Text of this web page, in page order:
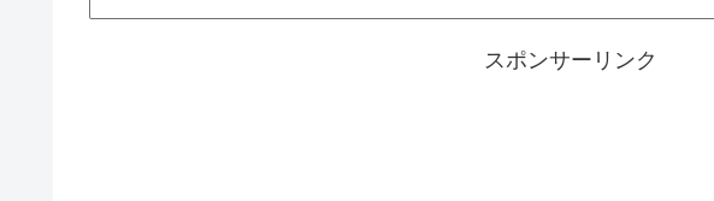
スポンサーリンク